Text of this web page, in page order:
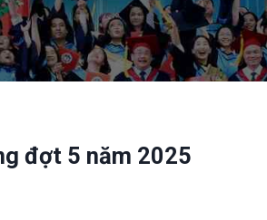
đợt 5 năm 2025